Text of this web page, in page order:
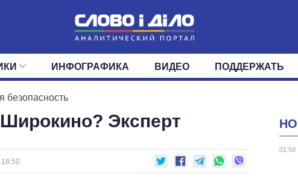
ЛЕНТА СОБЫТИЯ
ПОЛИТИКА ЭКОНОМИКА ОБЩЕСТВО
ВЕРХОВНАЯ РАДА
ДЕПУТАТЫ КОМИТЕТЫ ФРАКЦИИ
ИНФОГРАФИКА ВИДЕО ПОДДЕРЖАТЬ
безопасность
Эксперт
01:59